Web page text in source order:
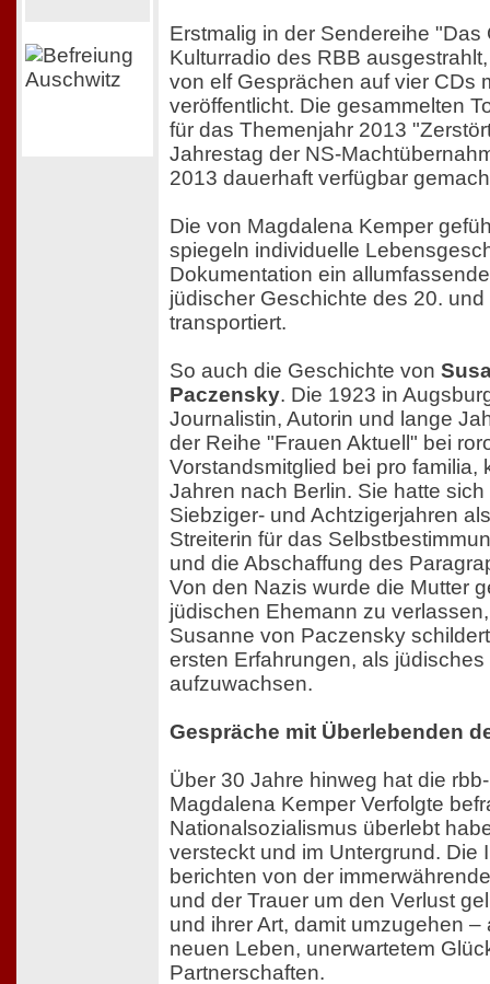
Erstmalig in der Sendereihe "Das
Kulturradio des RBB
von elf Gesprächen auf vier CDs
veröffentlicht. Die gesammelten
für das Themenjahr 2013
Jahrestag der NS-
2013 dauerhaft verfügbar
Die von Magdalena Kemper
spiegeln individuelle
Dokumentation ein
jüdischer Geschichte des 20.
transportiert.
So auch die Geschichte von
Paczensky. Die 1923 in
Journalistin, Autorin und lange
der Reihe "Frauen Aktuell" bei
Vorstandsmitglied bei pro familia,
Jahren nach Berlin. Sie hatte
Siebziger- und Achtzigerjahren
Streiterin für das
und die Abschaffung des
Von den Nazis wurde die Mutter
jüdischen Ehemann zu
Susanne von Paczensky
ersten Erfahrungen, als jüdisches
aufzuwachsen.
Gespräche mit Überlebenden
Über 30 Jahre hinweg hat die
Magdalena Kemper Verfolgte
Nationalsozialismus überlebt
versteckt und im Untergrund. Die
berichten von der
und der Trauer um den Verlust
und ihrer Art, damit umzugehen
neuen Leben, unerwartetem
Partnerschaften.